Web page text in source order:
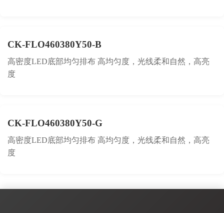
CK-FLO460380Y50-B
高密度LED底部均匀排布 高均匀度，光线柔和自然，高亮
度
CK-FLO460380Y50-G
高密度LED底部均匀排布 高均匀度，光线柔和自然，高亮
度